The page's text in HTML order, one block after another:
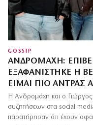
GOSSIP
ΑΝΔΡΟΜΆΧΗ:
ΕΞΑΦΑΝΊΣΤΗΚΕ Η
ΕΊΜΑΙ ΠΙΟ ΆΝΤΡΑΣ
Η Ανδρομάχη και ο Γιώργος
συζητήσεων στα social
παρατήρησαν ότι έχουν